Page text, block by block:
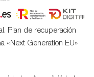
Plan de recuperación
«Next Generation EU»